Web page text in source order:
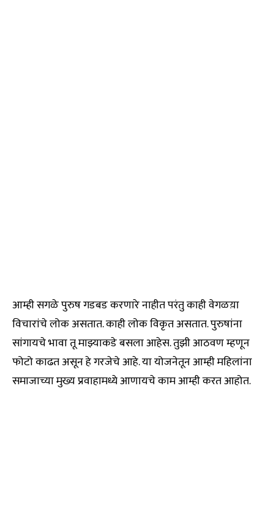
आम्ही सगळे पुरुष गडबड करणारे नाहीत परंतु काही वेगळय़ा
विचारांचे लोक असतात. काही लोक विकृत असतात. पुरुषांना
सांगायचे भावा तू माझ्याकडे बसला आहेस. तुझी आठवण म्हणून
फोटो काढत असून हे गरजेचे आहे. या योजनेतून आम्ही महिलांना
समाजाच्या मुख्य प्रवाहामध्ये आणायचे काम आम्ही करत आहोत.